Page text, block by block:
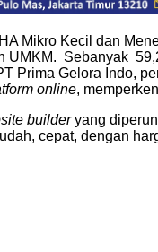
Mikro Kecil dan
UMKM. Sebanyak
Prima Gelora Indo,
online,
builderyang
cepat, dengan